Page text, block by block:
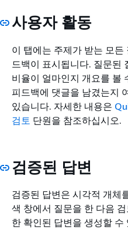
사용자 활동
이 탭에는 주제가 받는 모
드백이 표시됩니다. 질문된
비율이 얼마인지 개요를 볼
피드백에 댓글을 남겼는지
있습니다. 자세한 내용은
검토 단원을 참조하십시오.
검증된 답변
검증된 답변은 시각적 개체
색 창에서 질문을 한 다음
한 확인된 답변을 생성할 수